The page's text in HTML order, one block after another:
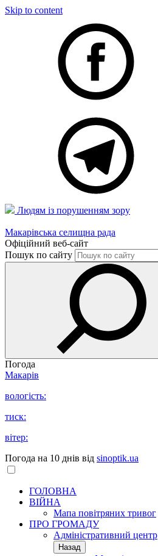
Skip to content
Людям із порушенням зору
Макарівська селищна рада
Офіційний веб-сайт
Пошук по сайту
Погода
Макарів
вологість:
тиск:
вітер:
Погода на 10 днів від sinoptik.ua
ГОЛОВНА
ВІЙНА
Мапа повітряних тривог
ПРО ГРОМАДУ
Aдміністративний центр
Назад